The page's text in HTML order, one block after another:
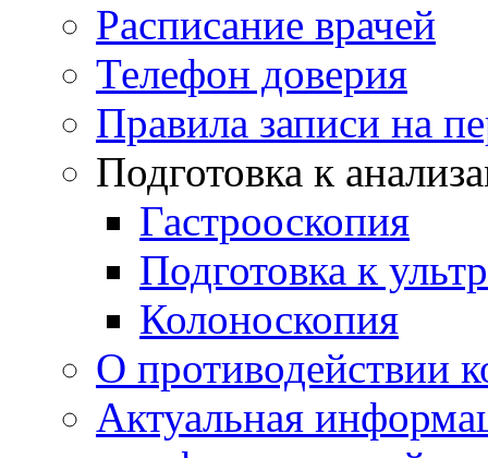
Расписание врачей
Телефон доверия
Правила записи на
Подготовка к
Гастрооскопия
Подготовка к
Колоноскопия
О противодействии
Актуальная